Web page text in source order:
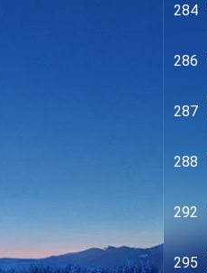
284
286
287
288
292
295